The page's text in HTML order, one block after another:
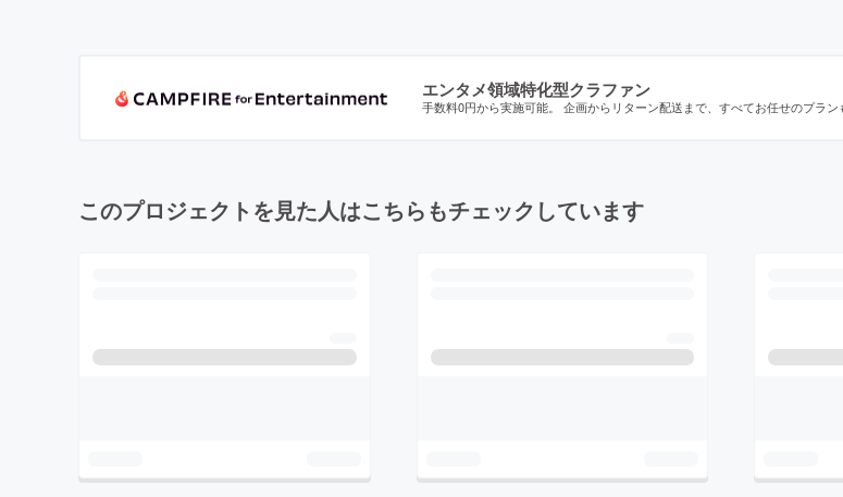
エンタメ領域特化型クラファン
手数料0円から実施可能。 企画からリターン配送まで、すべてお任せのプラン
このプロジェクトを見た人はこちらもチェックしています